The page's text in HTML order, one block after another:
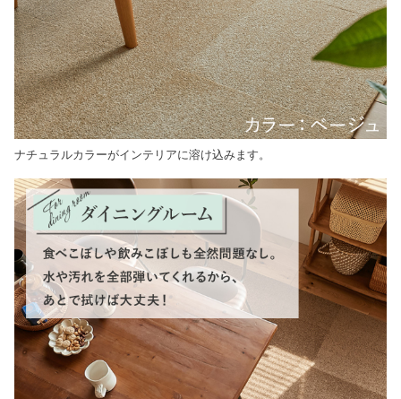
ナチュラルカラーがインテリアに溶け込みます。